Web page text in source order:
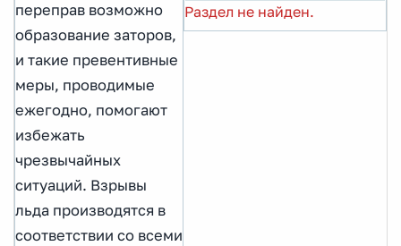
переправ возможно
образование заторов,
и такие превентивные
меры, проводимые
ежегодно, помогают
избежать
чрезвычайных
ситуаций. Взрывы
льда производятся в
соответствии со всеми
Раздел не найден.